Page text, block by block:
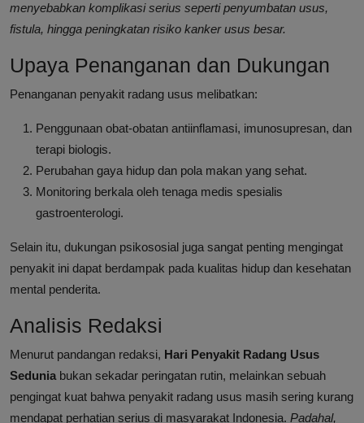
menyebabkan komplikasi serius seperti penyumbatan usus,
fistula, hingga peningkatan risiko kanker usus besar.
Upaya Penanganan dan Dukungan
Penanganan penyakit radang usus melibatkan:
Penggunaan obat-obatan antiinflamasi, imunosupresan, dan
terapi biologis.
Perubahan gaya hidup dan pola makan yang sehat.
Monitoring berkala oleh tenaga medis spesialis
gastroenterologi.
Selain itu, dukungan psikososial juga sangat penting mengingat
penyakit ini dapat berdampak pada kualitas hidup dan kesehatan
mental penderita.
Analisis Redaksi
Menurut pandangan redaksi, Hari Penyakit Radang Usus
Seduniabukan sekadar peringatan rutin, melainkan sebuah
pengingat kuat bahwa penyakit radang usus masih sering kurang
mendapat perhatian serius di masyarakat Indonesia. Padahal,